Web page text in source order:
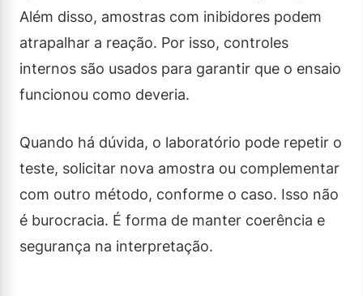
Além disso, amostras com inibidores podem
atrapalhar a reação. Por isso, controles
internos são usados para garantir que o ensaio
funcionou como deveria.
Quando há dúvida, o laboratório pode repetir o
teste, solicitar nova amostra ou complementar
com outro método, conforme o caso. Isso não
é burocracia. É forma de manter coerência e
segurança na interpretação.